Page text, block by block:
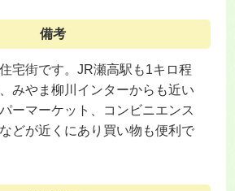
備考
宅街です。JR瀬高駅も1キロ程
みやま柳川インターからも近い
ーマーケット、コンビニエンス
どが近くにあり買い物も便利で